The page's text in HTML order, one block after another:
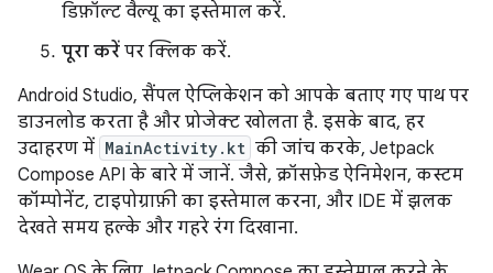
डिफ़ॉल्ट वैल्यू का इस्तेमाल करें.
पूरा करें पर क्लिक करें.
Android Studio, सैंपल ऐप्लिकेशन को आपके बताए गए पाथ पर
डाउनलोड करता है और प्रोजेक्ट खोलता है. इसके बाद, हर
उदाहरण में MainActivity.kt की जांच करके, Jetpack
Compose API के बारे में जानें. जैसे, क्रॉसफ़ेड ऐनिमेशन, कस्टम
कॉम्पोनेंट, टाइपोग्राफ़ी का इस्तेमाल करना, और IDE में झलक
देखते समय हल्के और गहरे रंग दिखाना.